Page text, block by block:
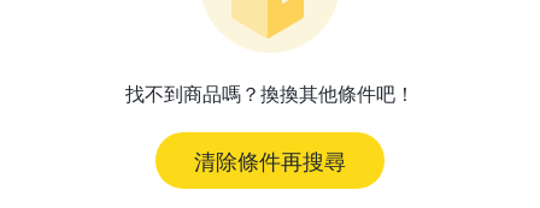
找不到商品嗎？換換其他條件吧！
清除條件再搜尋